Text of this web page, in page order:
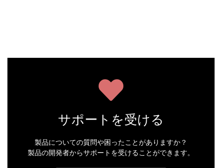
サポートを受ける
製品についての質問や困ったことがありますか？
製品の開発者からサポートを受けることができます。